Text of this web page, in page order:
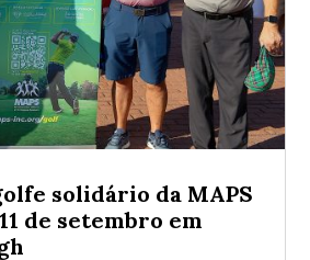
solidário da MAPS
de setembro em